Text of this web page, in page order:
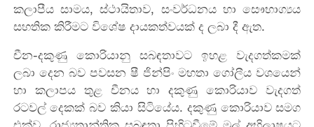
කලාපීය සාමය, ස්ථායිතාව, සංවර්ධනය හා සෞභාග්‍යය
සහතික කිරීමට විශේෂ දායකත්වයක් ද ලබා දී ඇත.
චීන-දකුණු කොරියානු සබඳතාවට ඉහළ වැදගත්කමක්
ලබා දෙන බව පවසන ෂී ජින්පිං මහතා ගෝලීය වශයෙන්
හා කලාපය තුළ චීනය හා දකුණු කොරියාව වැදගත්
රටවල් දෙකක් බව කියා සිටියේය. දකුණු කොරියාව සමග